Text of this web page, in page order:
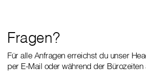
Fragen?
Für alle Anfragen erreichst du unser
per E-Mail oder während der Bürozeiten